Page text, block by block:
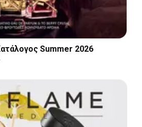
Summer 2026